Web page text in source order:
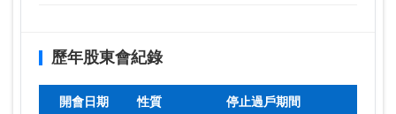
歷年股東會紀錄
開會日期 性質 停止過戶期間